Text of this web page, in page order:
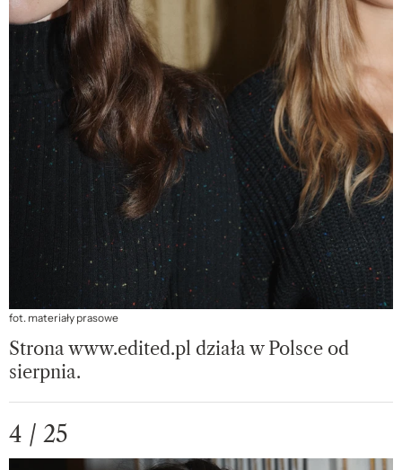
fot. materiały prasowe
Strona www.edited.pl działa w Polsce od
sierpnia.
4 / 25